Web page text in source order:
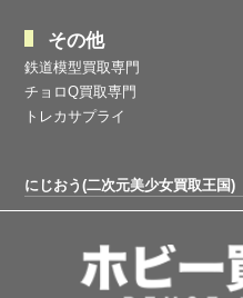
その他
鉄道模型買取専門
チョロQ買取専門
トレカサプライ
にじおう(二次元美少女買取王国)